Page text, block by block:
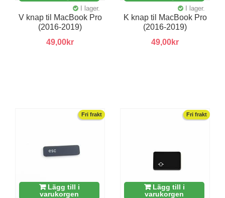
I lager.
V knap til MacBook Pro
(2016-2019)
49,00kr
I lager.
K knap til MacBook Pro
(2016-2019)
49,00kr
Fri frakt
Lägg till i
varukorgen
Fri frakt
Lägg till i
varukorgen